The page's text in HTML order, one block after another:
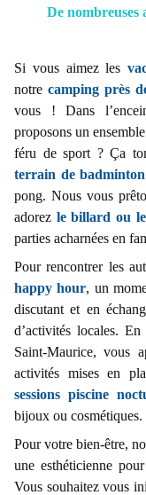
De nombreuses
Si vous aimez les
notre camping près
vous ! Dans
proposons un
féru de sport ? Ça
terrain de
pong. Nous vous
adorez le billard ou
parties acharnées en
Pour rencontrer les
happy hour, un
discutant et en
d’activités locales.
Saint-Maurice, vous
activités mises en
sessions piscine
bijoux ou cosmétiques.
Pour votre bien-être,
une esthéticienne
Vous souhaitez vous